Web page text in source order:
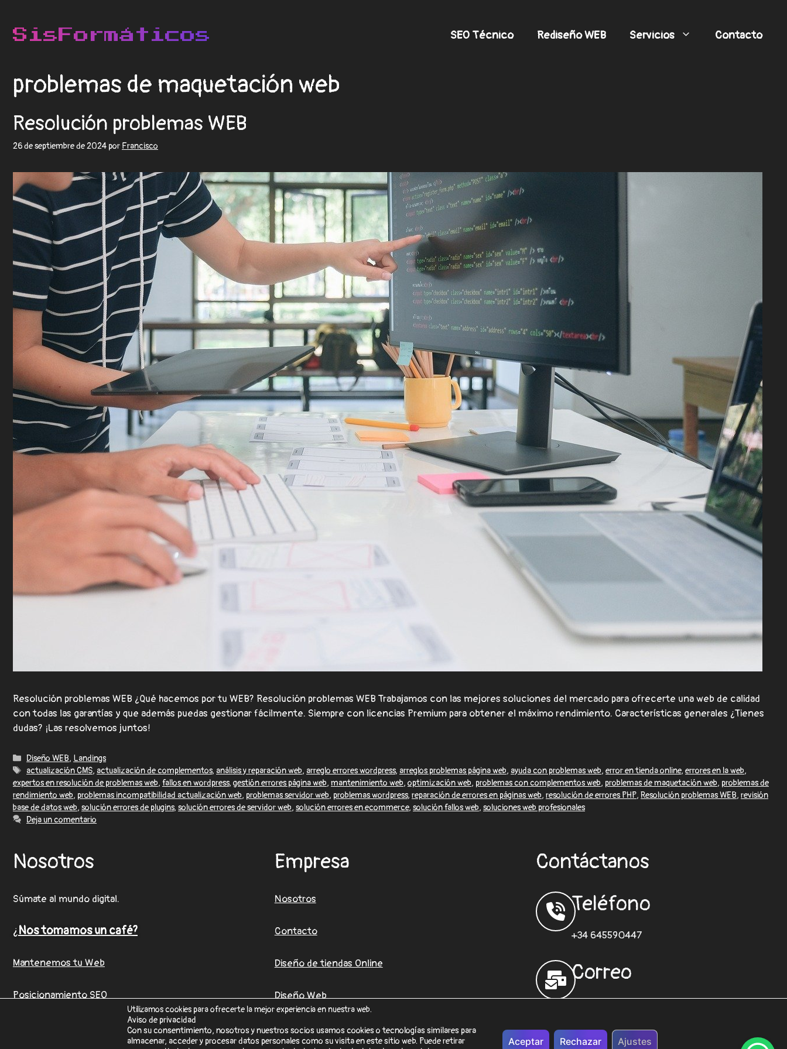
SEO Técnico Rediseño WEB Servicios Contacto
problemas de maquetación web
Resolución problemas WEB
26 de septiembre de 2024 por Francisco
Resolución problemas WEB ¿Qué hacemos por tu WEB? Resolución problemas WEB Trabajamos con las mejores soluciones del mercado para ofrecerte una web de calidad
con todas las garantías y que además puedas gestionar fácilmente. Siempre con licencias Premium para obtener el máximo rendimiento. Características generales ¿Tienes
dudas? ¡Las resolvemos juntos!
Diseño WEB, Landings
actualización CMS, actualización de complementos, análisis y reparación web, arreglo errores wordpress, arreglos problemas página web, ayuda con problemas web,error en tienda online,errores en la web,
expertos en resolución de problemas web, fallos en wordpress, gestión errores página web, mantenimiento web, optimización web, problemas con complementos web, problemas de maquetación web, problemas de
rendimiento web, problemas incompatibilidad actualización web, problemas servidor web, problemas wordpress, reparación de errores en páginas web, resolución de errores PHP, Resolución problemas WEB, revisión
base de datos web, solución errores de plugins, solución errores de servidor web, solución errores en ecommerce, solución fallos web, soluciones web profesionales
Deja un comentario
Nosotros
Súmate al mundo digital.
¿Nos tomamos un café?
Mantenemos tu Web
Posicionamiento SEO
Empresa
Nosotros
Contacto
Diseño de tiendas Online
Diseño Web
Contáctanos
Teléfono
+34 645590447
Correo
Utilizamos cookies para ofrecerte la mejor experiencia en nuestra web.
Aviso de privacidad
Con su consentimiento, nosotros y nuestros socios usamos cookies o tecnologías similares para
almacenar, acceder y procesar datos personales como su visita en este sitio web. Puede retirar
Aceptar Rechazar Ajustes